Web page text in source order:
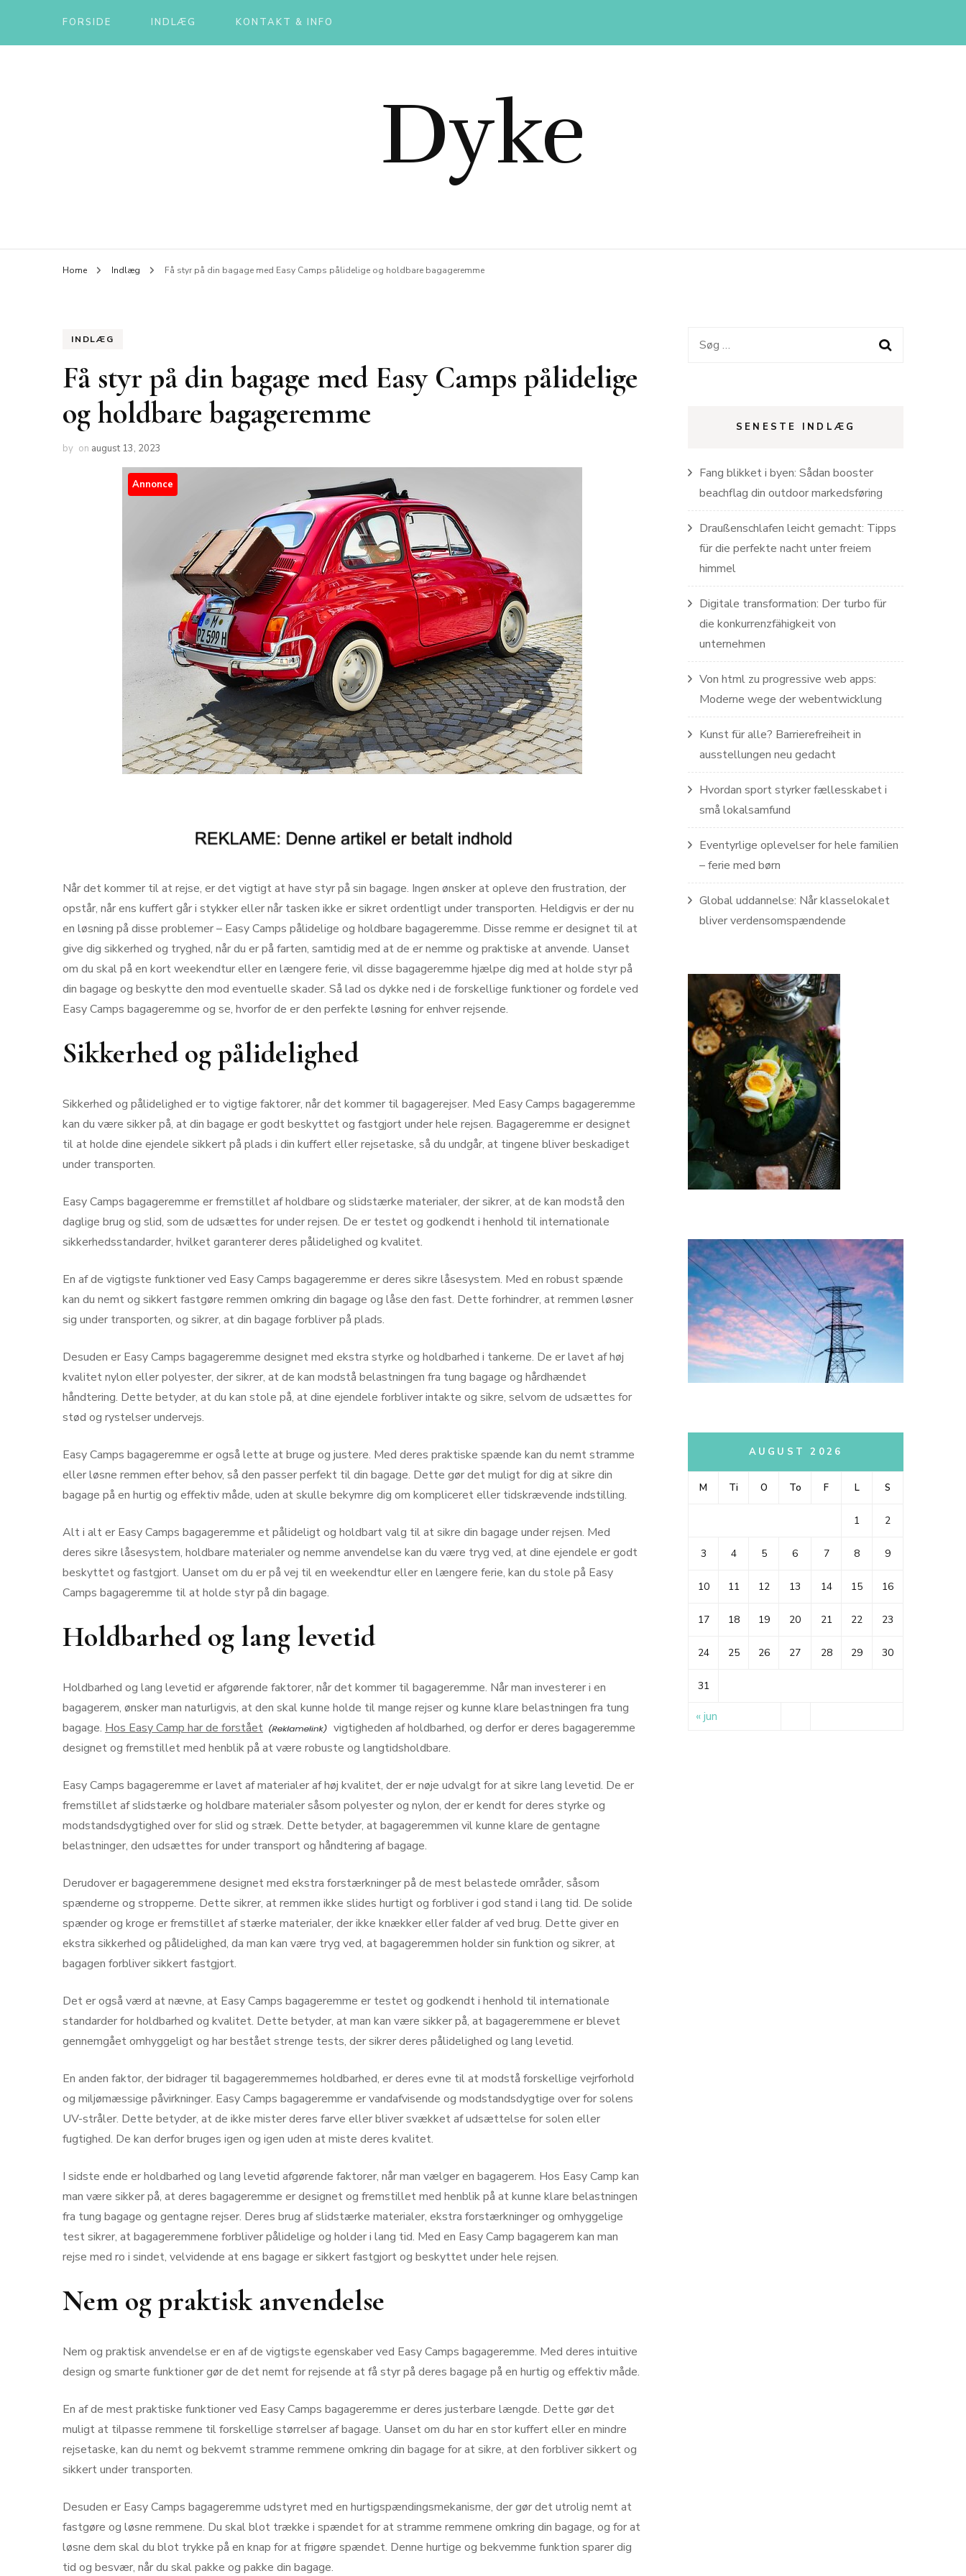
FORSIDE INDLÆG KONTAKT & INFO
Dyke
Home Indlæg Få styr på din bagage med Easy Camps pålidelige og holdbare bagageremme
INDLÆG
Få styr på din bagage med Easy Camps pålidelige
og holdbare bagageremme
by on august 13, 2023
Annonce
Når det kommer til at rejse, er det vigtigt at have styr på sin bagage. Ingen ønsker at opleve den frustration, der
opstår, når ens kuffert går i stykker eller når tasken ikke er sikret ordentligt under transporten. Heldigvis er der nu
en løsning på disse problemer – Easy Camps pålidelige og holdbare bagageremme. Disse remme er designet til at
give dig sikkerhed og tryghed, når du er på farten, samtidig med at de er nemme og praktiske at anvende. Uanset
om du skal på en kort weekendtur eller en længere ferie, vil disse bagageremme hjælpe dig med at holde styr på
din bagage og beskytte den mod eventuelle skader. Så lad os dykke ned i de forskellige funktioner og fordele ved
Easy Camps bagageremme og se, hvorfor de er den perfekte løsning for enhver rejsende.
Sikkerhed og pålidelighed
Sikkerhed og pålidelighed er to vigtige faktorer, når det kommer til bagagerejser. Med Easy Camps bagageremme
kan du være sikker på, at din bagage er godt beskyttet og fastgjort under hele rejsen. Bagageremme er designet
til at holde dine ejendele sikkert på plads i din kuffert eller rejsetaske, så du undgår, at tingene bliver beskadiget
under transporten.
Easy Camps bagageremme er fremstillet af holdbare og slidstærke materialer, der sikrer, at de kan modstå den
daglige brug og slid, som de udsættes for under rejsen. De er testet og godkendt i henhold til internationale
sikkerhedsstandarder, hvilket garanterer deres pålidelighed og kvalitet.
En af de vigtigste funktioner ved Easy Camps bagageremme er deres sikre låsesystem. Med en robust spænde
kan du nemt og sikkert fastgøre remmen omkring din bagage og låse den fast. Dette forhindrer, at remmen løsner
sig under transporten, og sikrer, at din bagage forbliver på plads.
Desuden er Easy Camps bagageremme designet med ekstra styrke og holdbarhed i tankerne. De er lavet af høj
kvalitet nylon eller polyester, der sikrer, at de kan modstå belastningen fra tung bagage og hårdhændet
håndtering. Dette betyder, at du kan stole på, at dine ejendele forbliver intakte og sikre, selvom de udsættes for
stød og rystelser undervejs.
Easy Camps bagageremme er også lette at bruge og justere. Med deres praktiske spænde kan du nemt stramme
eller løsne remmen efter behov, så den passer perfekt til din bagage. Dette gør det muligt for dig at sikre din
bagage på en hurtig og effektiv måde, uden at skulle bekymre dig om kompliceret eller tidskrævende indstilling.
Alt i alt er Easy Camps bagageremme et pålideligt og holdbart valg til at sikre din bagage under rejsen. Med
deres sikre låsesystem, holdbare materialer og nemme anvendelse kan du være tryg ved, at dine ejendele er godt
beskyttet og fastgjort. Uanset om du er på vej til en weekendtur eller en længere ferie, kan du stole på Easy
Camps bagageremme til at holde styr på din bagage.
Holdbarhed og lang levetid
Holdbarhed og lang levetid er afgørende faktorer, når det kommer til bagageremme. Når man investerer i en
bagagerem, ønsker man naturligvis, at den skal kunne holde til mange rejser og kunne klare belastningen fra tung
bagage. Hos Easy Camp har de forstået
vigtigheden af holdbarhed, og derfor er deres bagageremme
designet og fremstillet med henblik på at være robuste og langtidsholdbare.
Easy Camps bagageremme er lavet af materialer af høj kvalitet, der er nøje udvalgt for at sikre lang levetid. De er
fremstillet af slidstærke og holdbare materialer såsom polyester og nylon, der er kendt for deres styrke og
modstandsdygtighed over for slid og stræk. Dette betyder, at bagageremmen vil kunne klare de gentagne
belastninger, den udsættes for under transport og håndtering af bagage.
Derudover er bagageremmene designet med ekstra forstærkninger på de mest belastede områder, såsom
spænderne og stropperne. Dette sikrer, at remmen ikke slides hurtigt og forbliver i god stand i lang tid. De solide
spænder og kroge er fremstillet af stærke materialer, der ikke knækker eller falder af ved brug. Dette giver en
ekstra sikkerhed og pålidelighed, da man kan være tryg ved, at bagageremmen holder sin funktion og sikrer, at
bagagen forbliver sikkert fastgjort.
Det er også værd at nævne, at Easy Camps bagageremme er testet og godkendt i henhold til internationale
standarder for holdbarhed og kvalitet. Dette betyder, at man kan være sikker på, at bagageremmene er blevet
gennemgået omhyggeligt og har bestået strenge tests, der sikrer deres pålidelighed og lang levetid.
En anden faktor, der bidrager til bagageremmernes holdbarhed, er deres evne til at modstå forskellige vejrforhold
og miljømæssige påvirkninger. Easy Camps bagageremme er vandafvisende og modstandsdygtige over for solens
UV-stråler. Dette betyder, at de ikke mister deres farve eller bliver svækket af udsættelse for solen eller
fugtighed. De kan derfor bruges igen og igen uden at miste deres kvalitet.
I sidste ende er holdbarhed og lang levetid afgørende faktorer, når man vælger en bagagerem. Hos Easy Camp kan
man være sikker på, at deres bagageremme er designet og fremstillet med henblik på at kunne klare belastningen
fra tung bagage og gentagne rejser. Deres brug af slidstærke materialer, ekstra forstærkninger og omhyggelige
test sikrer, at bagageremmene forbliver pålidelige og holder i lang tid. Med en Easy Camp bagagerem kan man
rejse med ro i sindet, velvidende at ens bagage er sikkert fastgjort og beskyttet under hele rejsen.
Nem og praktisk anvendelse
Nem og praktisk anvendelse er en af de vigtigste egenskaber ved Easy Camps bagageremme. Med deres intuitive
design og smarte funktioner gør de det nemt for rejsende at få styr på deres bagage på en hurtig og effektiv måde.
En af de mest praktiske funktioner ved Easy Camps bagageremme er deres justerbare længde. Dette gør det
muligt at tilpasse remmene til forskellige størrelser af bagage. Uanset om du har en stor kuffert eller en mindre
rejsetaske, kan du nemt og bekvemt stramme remmene omkring din bagage for at sikre, at den forbliver sikkert og
sikkert under transporten.
Desuden er Easy Camps bagageremme udstyret med en hurtigspændingsmekanisme, der gør det utrolig nemt at
fastgøre og løsne remmene. Du skal blot trække i spændet for at stramme remmene omkring din bagage, og for at
løsne dem skal du blot trykke på en knap for at frigøre spændet. Denne hurtige og bekvemme funktion sparer dig
tid og besvær, når du skal pakke og pakke din bagage.
Søg
SENESTE INDLÆG
Fang blikket i byen: Sådan booster
beachflag din outdoor markedsføring
Draußenschlafen leicht gemacht: Tipps
für die perfekte nacht unter freiem
himmel
Digitale transformation: Der turbo für
die konkurrenzfähigkeit von
unternehmen
Von html zu progressive web apps:
Moderne wege der webentwicklung
Kunst für alle? Barrierefreiheit in
ausstellungen neu gedacht
Hvordan sport styrker fællesskabet i
små lokalsamfund
Eventyrlige oplevelser for hele familien
– ferie med børn
Global uddannelse: Når klasselokalet
bliver verdensomspændende
AUGUST 2026
M Ti O To F L S
1 2
3 4 5 6 7 8 9
10 11 12 13 14 15 16
17 18 19 20 21 22 23
24 25 26 27 28 29 30
31
« jun